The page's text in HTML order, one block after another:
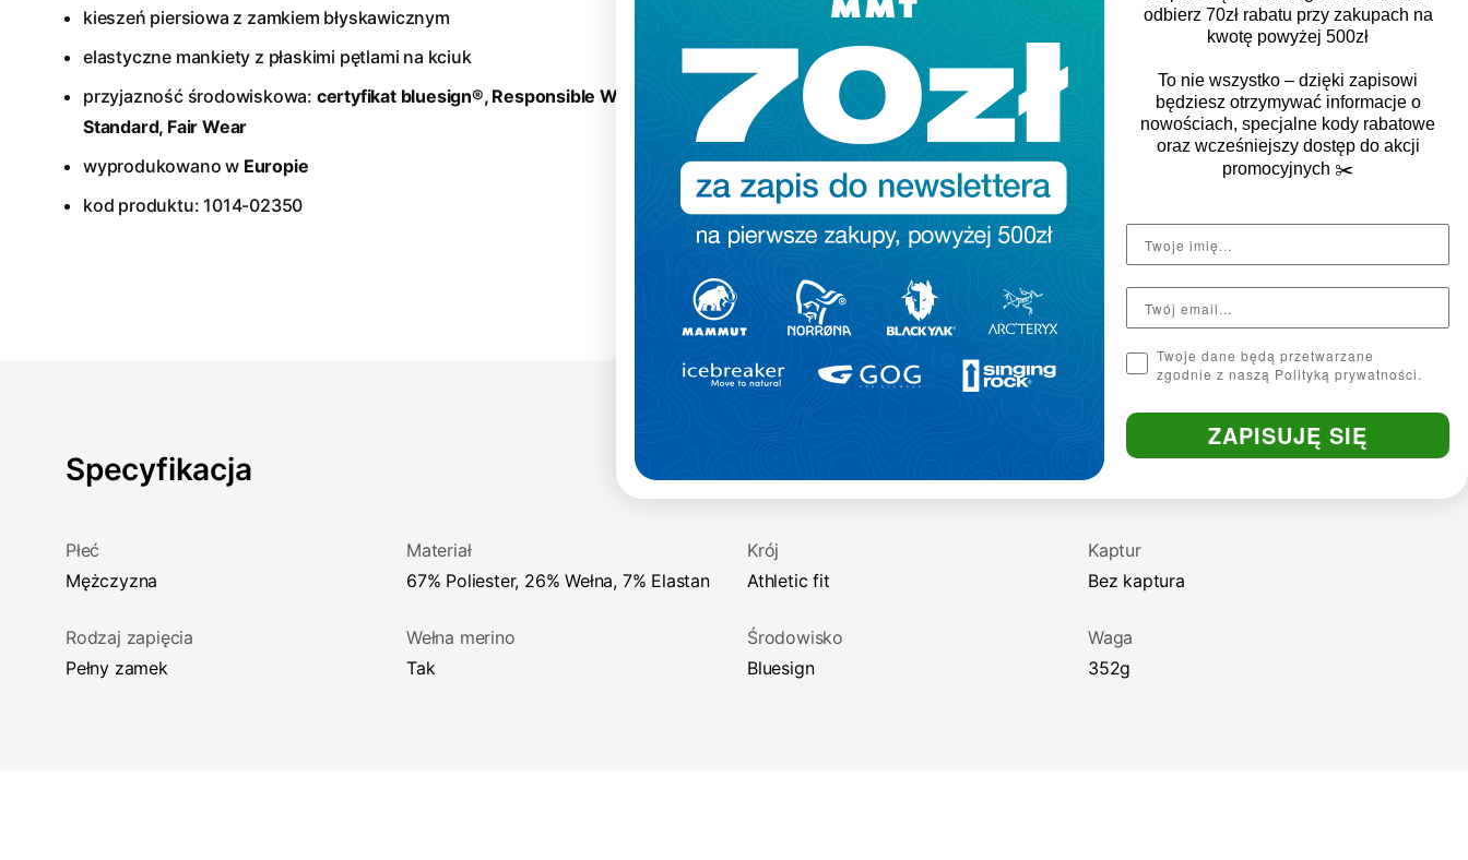
kieszeń piersiowa z zamkiem błyskawicznym
elastyczne mankiety z płaskimi pętlami na kciuk
przyjazność środowiskowa: certyfikat bluesign®, Responsible Wool
Standard, Fair Wear
wyprodukowano w Europie
kod produktu: 1014-02350
Specyfikacja
Płeć
Mężczyzna
Materiał
67% Poliester, 26% Wełna, 7% Elastan
Krój
athletic fit
Kaptur
Bez kaptura
Rodzaj zapięcia
Pełny zamek
Wełna merino
Tak
Środowisko
Bluesign
Waga
352g
odbierz 70zł rabatu przy zakupach na
kwotę powyżej 500zł
To nie wszystko – dzięki zapisowi
będziesz otrzymywać informacje o
nowościach, specjalne kody rabatowe
oraz wcześniejszy dostęp do akcji
promocyjnych ✂️
Twoje dane będą przetwarzane
zgodnie z naszą Polityką prywatności.
ZAPISUJĘ SIĘ